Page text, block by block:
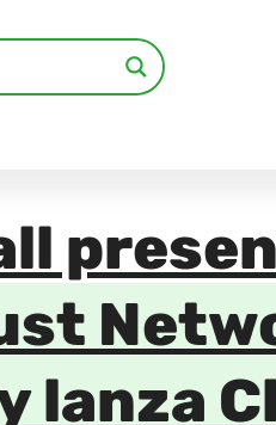
lanza